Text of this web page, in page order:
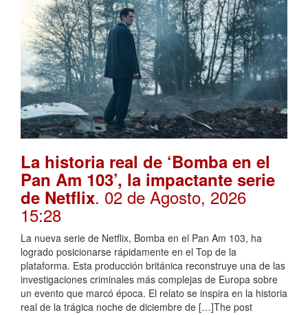
La historia real de ‘Bomba en el
Pan Am 103’, la impactante serie
de Netflix. 02 de Agosto, 2026
15:28
La nueva serie de Netflix, Bomba en el Pan Am 103, ha
logrado posicionarse rápidamente en el Top de la
plataforma. Esta producción británica reconstruye una de las
investigaciones criminales más complejas de Europa sobre
un evento que marcó época. El relato se inspira en la historia
real de la trágica noche de diciembre de […]The post